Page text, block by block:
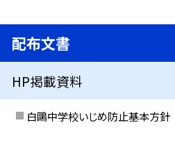
配布文書
HP掲載資料
白鷗中学校いじめ防止基本方針